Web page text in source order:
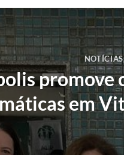
NOTÍCIAS
promove
em